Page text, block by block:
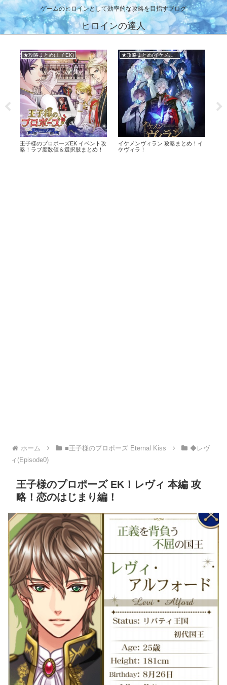
ゲームのヒロインとして効率的な攻略を目指すブログ
ヒロインの達人
★攻略まとめ(王子EK)
王子様のプロポーズEK イベント攻
略！ラブ度数値＆選択肢まとめ！
★攻略まとめ(イケメンヴィラン)
イケメンヴィラン 攻略まとめ！イ
ケヴィラ！
ホーム ■王子様のプロポーズ Eternal Kiss
◆レヴ
ィ(Episode0)
王子様のプロポーズ EK！レヴィ 本編 攻
略！恋のはじまり編！